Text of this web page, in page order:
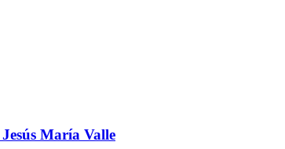
María Valle